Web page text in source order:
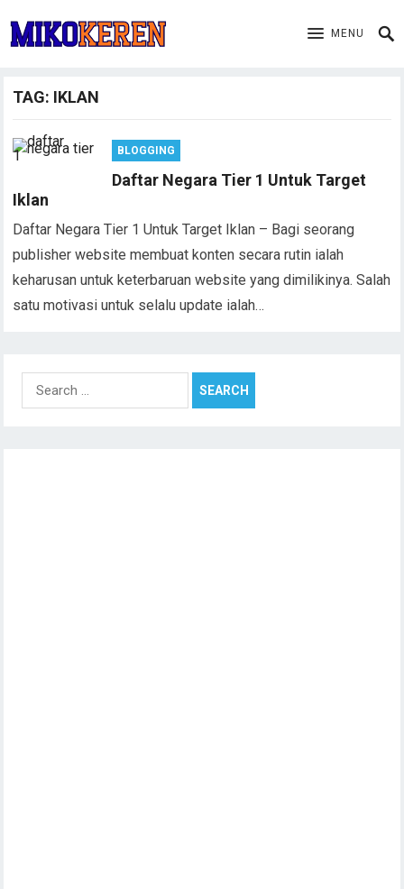
MENU
TAG: IKLAN
BLOGGING
Daftar Negara Tier 1 Untuk Target
Iklan
Daftar Negara Tier 1 Untuk Target Iklan – Bagi seorang
publisher website membuat konten secara rutin ialah
keharusan untuk keterbaruan website yang dimilikinya. Salah
satu motivasi untuk selalu update ialah…
Search
for: